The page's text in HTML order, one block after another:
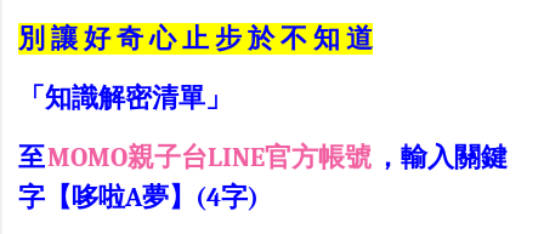
別 讓 好 奇 心 止 步 於 不 知 道
「知識解密清單」
至MOMO親子台LINE官方帳號 ，輸入關鍵
字【哆啦A夢】(4字)